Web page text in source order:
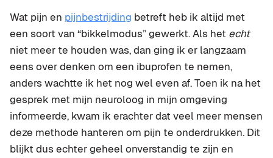
Wat pijn en pijnbestrijding betreft heb ik altijd met
een soort van “bikkelmodus” gewerkt. Als het echt
niet meer te houden was, dan ging ik er langzaam
eens over denken om een ibuprofen te nemen,
anders wachtte ik het nog wel even af. Toen ik na het
gesprek met mijn neuroloog in mijn omgeving
informeerde, kwam ik erachter dat veel meer mensen
deze methode hanteren om pijn te onderdrukken. Dit
blijkt dus echter geheel onverstandig te zijn en